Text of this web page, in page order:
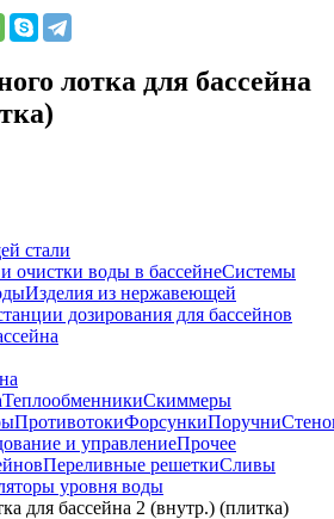
лотка для бассейна
стали
очистки воды в бассейнеСистемы
Изделия из нержавеющей
дозирования для бассейнов
ТеплообменникиСкиммеры
ПротивотокиФорсункиПоручни
и управлениеПрочее
Переливные решеткиСливы
уровня воды
для бассейна 2 (внутр.) (плитка)